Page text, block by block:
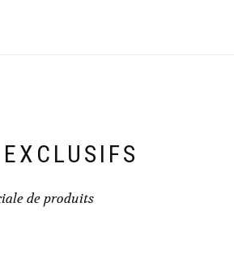
de produits